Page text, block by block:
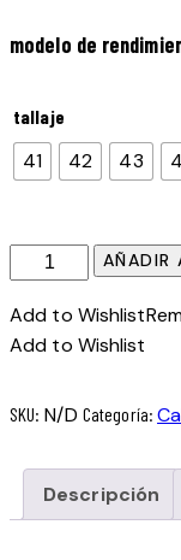
modelo de
tallaje
41 42 43
Zapatillas
AT10
Lux
2026
cantidad
AÑADIR
Add to Wishlist
Add to Wishlist
SKU: N/D Categoría:
Descripción